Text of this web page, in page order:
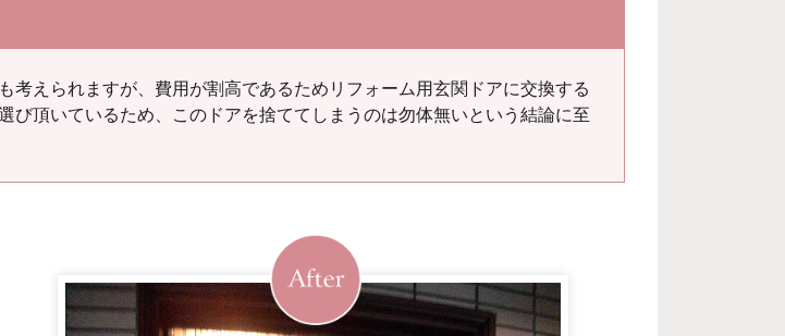
えられますが、費用が割高であるためリフォーム用玄関ドアに交換する
頂いているため、このドアを捨ててしまうのは勿体無いという結論に至